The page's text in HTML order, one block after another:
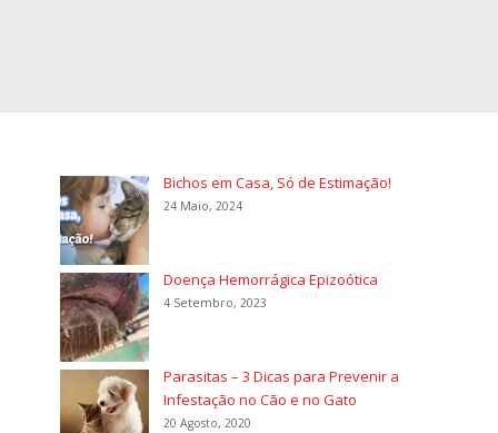
Bichos em Casa, Só de Estimação!
24 Maio, 2024
Doença Hemorrágica Epizoótica
4 Setembro, 2023
Parasitas – 3 Dicas para Prevenir a
Infestação no Cão e no Gato
20 Agosto, 2020